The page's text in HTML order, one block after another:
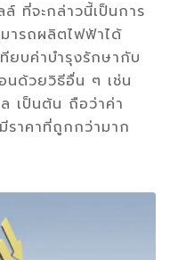
ล์ ที่จะกล่าวนี้เป็นการ
ารถผลิตไฟฟ้าได้
ทียบค่าบำรุงรักษากับ
นด้วยวิธีอื่น ๆ เช่น
เป็นต้น ถือว่าค่า
ราคาที่ถูกกว่ามาก